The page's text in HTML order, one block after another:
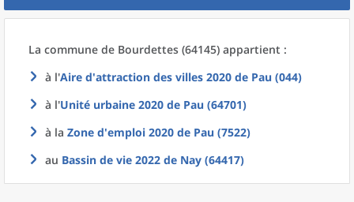
La commune de Bourdettes (64145) appartient :
à l'Aire d'attraction des villes 2020 de Pau (044)
à l'Unité urbaine 2020 de Pau (64701)
à la Zone d'emploi 2020 de Pau (7522)
au Bassin de vie 2022 de Nay (64417)